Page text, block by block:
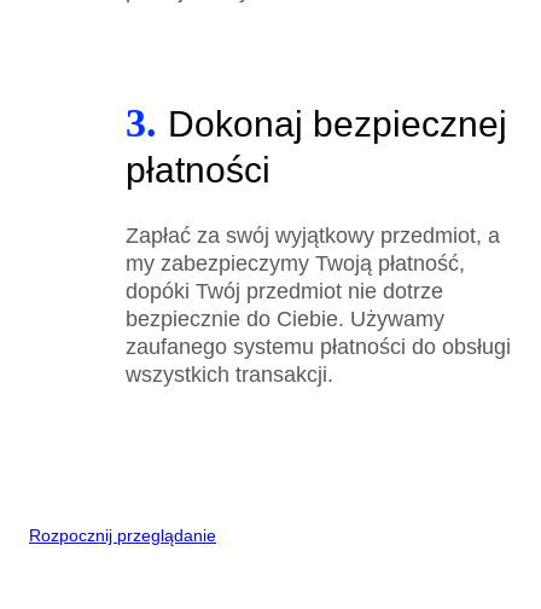
3. Dokonaj bezpiecznej
płatności
Zapłać za swój wyjątkowy przedmiot, a
my zabezpieczymy Twoją płatność,
dopóki Twój przedmiot nie dotrze
bezpiecznie do Ciebie. Używamy
zaufanego systemu płatności do obsługi
wszystkich transakcji.
Rozpocznij przeglądanie